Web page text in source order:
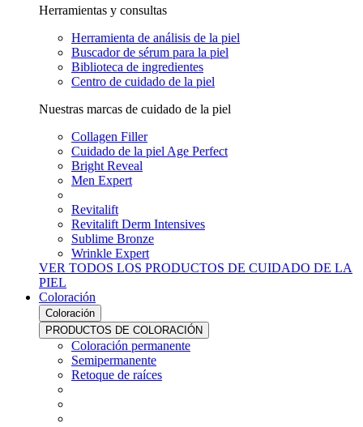
Herramientas y consultas
Herramienta de análisis de la piel
Buscador de sérum para la piel
Biblioteca de ingredientes
Centro de cuidado de la piel
Nuestras marcas de cuidado de la piel
Collagen Filler
Cuidado de la piel Age Perfect
Bright Reveal
Men Expert
Revitalift
Revitalift Derm Intensives
Sublime Bronze
Wrinkle Expert
VER TODOS LOS PRODUCTOS DE CUIDADO DE LA
PIEL
Coloración
Coloración
PRODUCTOS DE COLORACIÓN
Coloración permanente
Semipermanente
Retoque de raíces